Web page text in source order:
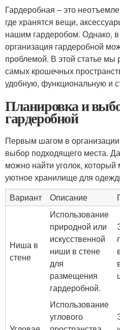
Гардеробная – это
где хранятся вещи,
нашим гардеробом. Однако,
организация гардеробной
проблемой. В этой статье мы
самых крошечных
удобную, функциональную и
Планировка и
гардеробной
Первым шагом в
выбор подходящего места.
можно найти уголок,
уютное хранилище для
Вариант
Описание
Ниша в
стене
Использование
природной или
искусственной
ниши в стене
для
размещения
гардеробной.
Использование
углового